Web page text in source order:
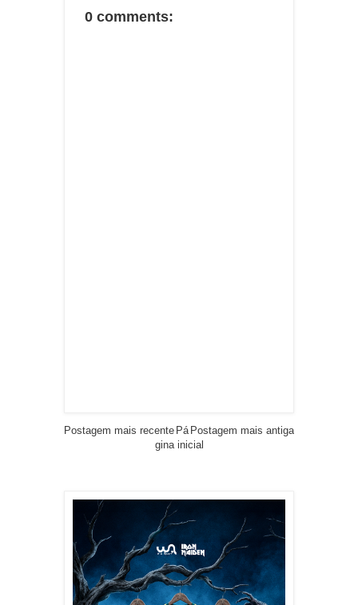
0 comments:
Postagem mais recente Postagem mais antiga
Pá
gina inicial